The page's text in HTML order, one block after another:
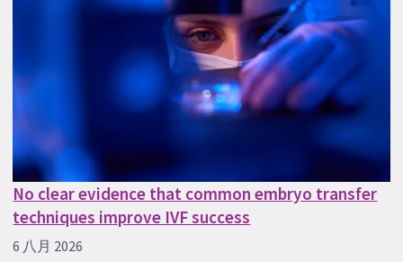
No clear evidence that common embryo transfer
techniques improve IVF success
6 八月 2026